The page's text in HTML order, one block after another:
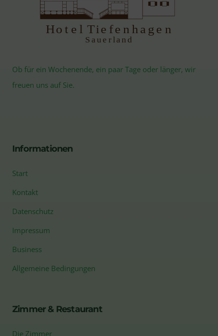
H otel Tiefenhagen
S auerland
Ob für ein Wochenende, ein paar Tage oder länger, wir
freuen uns auf Sie.
Informationen
Start
Kontakt
Datenschutz
Impressum
Business
Allgemeine Bedingungen
Zimmer & Restaurant
Die Zimmer